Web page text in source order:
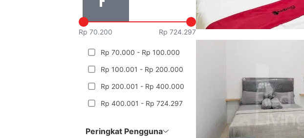
Rp 70.200 Rp 724.297
Rp 70.000 - Rp 100.000
Rp 100.001 - Rp 200.000
Rp 200.001 - Rp 400.000
Rp 400.001 - Rp 724.297
Peringkat Pengguna